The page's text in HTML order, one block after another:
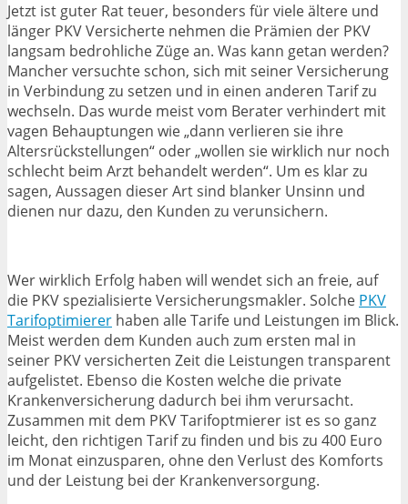
Jetzt ist guter Rat teuer, besonders für viele ältere und
länger PKV Versicherte nehmen die Prämien der PKV
langsam bedrohliche Züge an. Was kann getan werden?
Mancher versuchte schon, sich mit seiner Versicherung
in Verbindung zu setzen und in einen anderen Tarif zu
wechseln. Das wurde meist vom Berater verhindert mit
vagen Behauptungen wie „dann verlieren sie ihre
Altersrückstellungen“ oder „wollen sie wirklich nur noch
schlecht beim Arzt behandelt werden“. Um es klar zu
sagen, Aussagen dieser Art sind blanker Unsinn und
dienen nur dazu, den Kunden zu verunsichern.
Wer wirklich Erfolg haben will wendet sich an freie, auf
die PKV spezialisierte Versicherungsmakler. Solche PKV
Tarifoptimierer haben alle Tarife und Leistungen im Blick.
Meist werden dem Kunden auch zum ersten mal in
seiner PKV versicherten Zeit die Leistungen transparent
aufgelistet. Ebenso die Kosten welche die private
Krankenversicherung dadurch bei ihm verursacht.
Zusammen mit dem PKV Tarifoptmierer ist es so ganz
leicht, den richtigen Tarif zu finden und bis zu 400 Euro
im Monat einzusparen, ohne den Verlust des Komforts
und der Leistung bei der Krankenversorgung.